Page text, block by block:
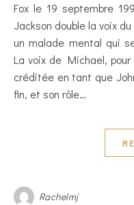
Fox le 19 septembre
Jackson double la voix
un malade mental qui
La voix de Michael,
créditée en tant que
fin, et son rôle…
Rachelmj